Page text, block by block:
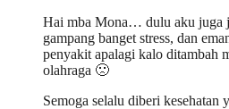
Hai mba Mona… dulu aku juga
gampang banget stress, dan
penyakit apalagi kalo ditambah
olahraga 🙁
Semoga selalu diberi kesehatan